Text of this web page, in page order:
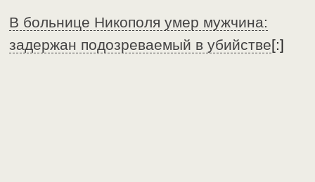
В больнице Никополя умер мужчина:
задержан подозреваемый в убийстве[:]